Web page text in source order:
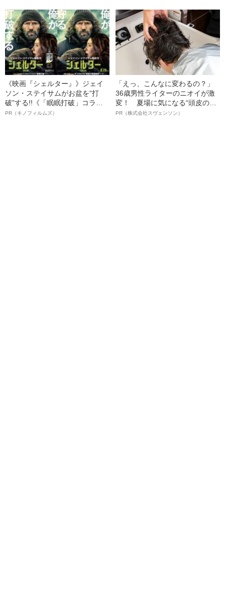
の葛藤」
語る”《日本興収70億円突破》
《映画『シェルター』》ジェイ
ソン・ステイサムがお盆を“打
破”する!!《「眠眠打破」コラ
ボ》
PR（キノフィルムズ）
「えっ、こんなに変わるの？」
36歳男性ライターのニオイが激
変！ 夏場に気になる“頭皮のニ
オイ”や“ベタつき”を解消す
PR（株式会社スヴェンソン）